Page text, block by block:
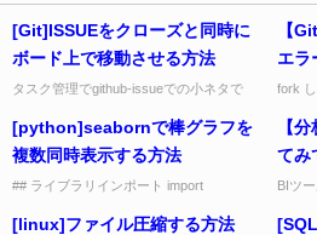
[Git]ISSUEをクローズと同時に
ボード上で移動させる方法
タスク管理でgithub-issueでの小ネタで
ばDoneなどの終了ISSUEを入れるとこ
ろ）の右...
【
エラ
fork
代表
た。
[python]seabornで棒グラフを
複数同時表示する方法
## ライブラリインポート import
japanize_matplotl...
【
てみ
方が
BIツ
る事
[linux]ファイル圧縮する方法